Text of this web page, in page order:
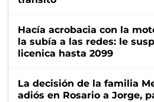
Hacía acrobacia con la
la subía a las redes: le
licenica hasta 2099
La decisión de la familia
adiós en Rosario a Jorge,